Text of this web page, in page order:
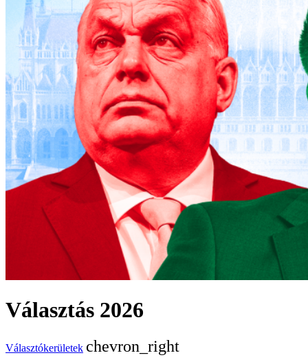
Választás 2026
Választókerületek